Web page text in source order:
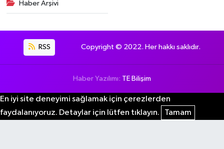
Haber Arşivi
RSS Copyright © 2022. Her hakkı saklıdır.
Haber Yazılımı: TE Bilişim
En iyi site deneyimi sağlamak için çerezlerden
faydalanıyoruz. Detaylar için lütfen tıklayın.
Tamam